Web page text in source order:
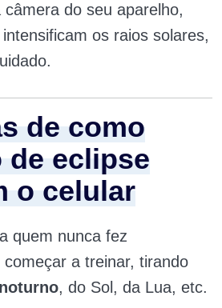
do seu aparelho,
os raios solares,
de como
de eclipse
o celular
quem nunca fez
a treinar, tirando
, do Sol, da Lua, etc.